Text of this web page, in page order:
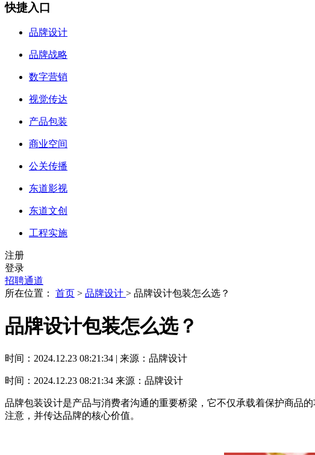
快捷入口
品牌设计
品牌战略
数字营销
视觉传达
产品包装
商业空间
公关传播
东道影视
东道文创
工程实施
注册
登录
招聘通道
所在位置： 首页 > 品牌设计 > 品牌设计包装怎么选？
品牌设计包装怎么选？
时间：2024.12.23 08:21:34 | 来源：品牌设计
时间：2024.12.23 08:21:34 来源：品牌设计
品牌包装设计是产品与消费者沟通的重要桥梁，它不仅承载着保护商品
注意，并传达品牌的核心价值。